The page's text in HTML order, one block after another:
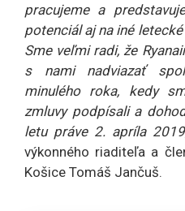
pracujeme a
potenciál aj na iné
Sme veľmi radi, že
s nami nadviazať
minulého roka, kedy
zmluvy podpísali a
letu práve 2. apríla
výkonného riaditeľa a
Košice Tomáš Jančuš.